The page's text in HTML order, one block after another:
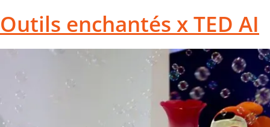
Outils enchantés x TED AI